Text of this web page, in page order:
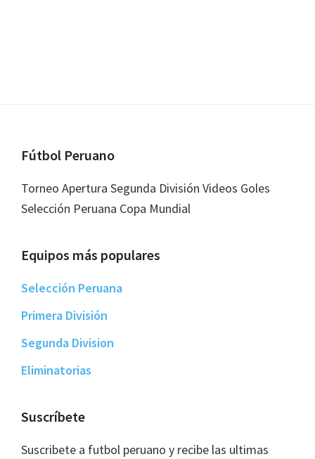
Footer
Fútbol Peruano
Torneo Apertura Segunda División Videos Goles
Selección Peruana Copa Mundial
Equipos más populares
Selección Peruana
Primera División
Segunda Division
Eliminatorias
Suscríbete
Suscribete a futbol peruano y recibe las ultimas